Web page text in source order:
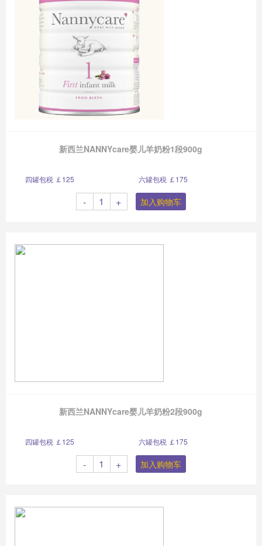
新西兰NANNYcare婴儿羊奶粉1段900g
四罐包税 ￡125 六罐包税 ￡175
- + 加入购物车
新西兰NANNYcare婴儿羊奶粉2段900g
四罐包税 ￡125 六罐包税 ￡175
- + 加入购物车